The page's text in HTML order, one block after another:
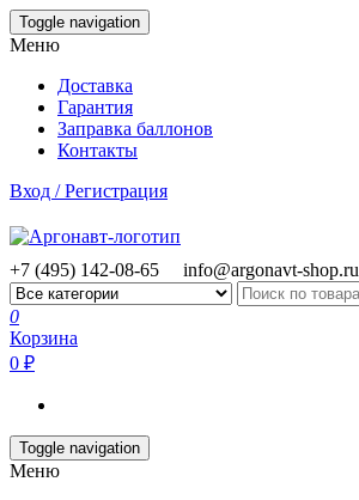
Skip
to
content
Toggle navigation
Меню
Доставка
Гарантия
Заправка баллонов
Контакты
Вход / Регистрация
+7 (495) 142-08-65 info@argonavt-shop.ru
0
Корзина
0 ₽
Toggle navigation
Меню